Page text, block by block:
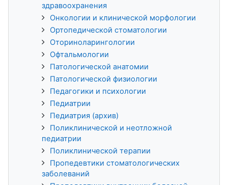
здравоохранения
Онкологии и клинической морфологии
Ортопедической стоматологии
Оториноларингологии
Офтальмологии
Патологической анатомии
Патологической физиологии
Педагогики и психологии
Педиатрии
Педиатрия (архив)
Поликлинической и неотложной
педиатрии
Поликлинической терапии
Пропедевтики стоматологических
заболеваний